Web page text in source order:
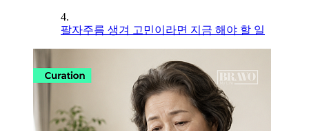
4.
팔자주름 생겨 고민이라면 지금 해야 할 일